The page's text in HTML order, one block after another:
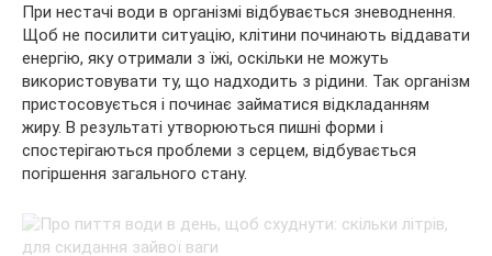
При нестачі води в організмі відбувається зневоднення.
Щоб не посилити ситуацію, клітини починають віддавати
енергію, яку отримали з їжі, оскільки не можуть
використовувати ту, що надходить з рідини. Так організм
пристосовується і починає займатися відкладанням
жиру. В результаті утворюються пишні форми і
спостерігаються проблеми з серцем, відбувається
погіршення загального стану.